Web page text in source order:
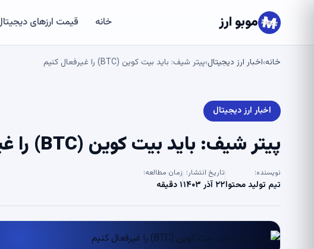
موبو ارز خانه قیمت ارزهای
خانه›اخبار ارز دیجیتال›پیتر شیف: باید بیت کوین (BTC) را غیرفعال کنیم
اخبار ارز دیجیتال
پیتر شیف: باید بیت کوین (BTC) را غیرفعال کنیم
نویسنده:
تیم تولید محتوا
تاریخ انتشار:
۲۲ آذر ۱۴۰۳
زمان مطالعه:
۱ دقیقه